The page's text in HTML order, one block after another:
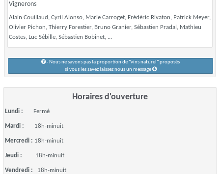
Vignerons
Alain Couillaud, Cyril Alonso, Marie Carroget, Frédéric Rivaton, Patrick Meyer,
Olivier Pichon, Thierry Forestier, Bruno Granier, Sébastien Pradal, Mathieu
Costes, Luc Sébille, Sébastien Bobinet, ...
- Nous ne savons pas la proportion de "vins naturel" proposés
si vous les savez laissez nous un message
Horaires d'ouverture
Lundi : Fermé
Mardi : 18h-minuit
Mercredi : 18h-minuit
Jeudi : 18h-minuit
Vendredi : 18h-minuit